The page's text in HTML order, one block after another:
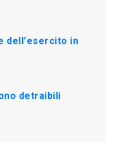
dell'esercito in
detraibili